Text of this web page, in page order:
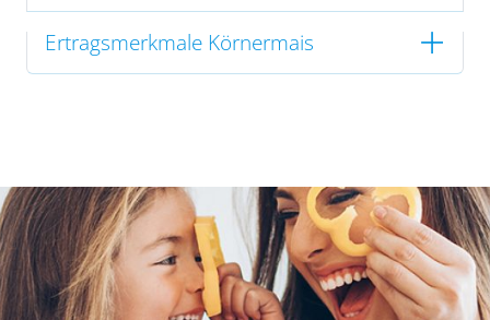
Ertragsmerkmale Körnermais